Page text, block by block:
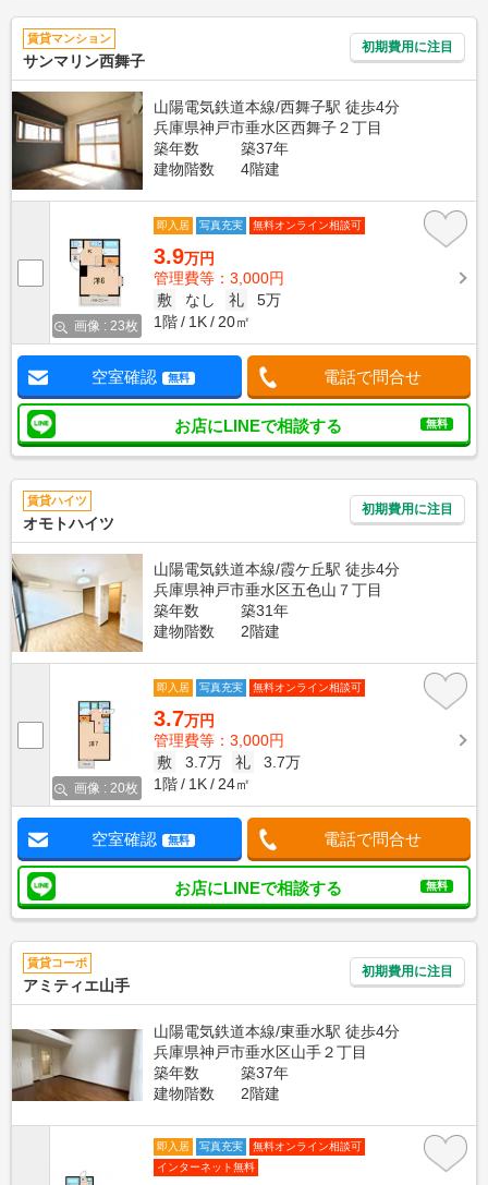
賃貸マンション
サンマリン西舞子
初期費用に注目
山陽電気鉄道本線/西舞子駅 徒歩4分
兵庫県神戸市垂水区西舞子２丁目
築年数
築37年
建物階数
4階建
画像 : 23枚
即入居 写真充実 無料オンライン相談可
3.9万円
管理費等：3,000円
敷
なし 礼
5万
1階
1K 20㎡
空室確認 無料 電話で問合せ
お店にLINEで相談する 無料
賃貸ハイツ
オモトハイツ
初期費用に注目
山陽電気鉄道本線/霞ケ丘駅 徒歩4分
兵庫県神戸市垂水区五色山７丁目
築年数
築31年
建物階数
2階建
画像 : 20枚
即入居 写真充実 無料オンライン相談可
3.7万円
管理費等：3,000円
敷
3.7万 礼
3.7万
1階
1K 24㎡
空室確認 無料 電話で問合せ
お店にLINEで相談する 無料
賃貸コーポ
アミティエ山手
初期費用に注目
山陽電気鉄道本線/東垂水駅 徒歩4分
兵庫県神戸市垂水区山手２丁目
築年数
築37年
建物階数
2階建
即入居 写真充実
無料オンライン相談可
インターネット無料